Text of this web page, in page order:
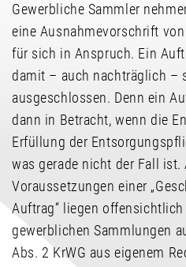
Gewerbliche Sammler
eine Ausnahmevorschrift
für sich in Anspruch. Ein
damit – auch nachträglich –
ausgeschlossen. Denn ein
dann in Betracht, wenn die
Erfüllung der
was gerade nicht der Fall ist.
Voraussetzungen einer
Auftrag“ liegen
gewerblichen Sammlungen
Abs. 2 KrWG aus eigenem